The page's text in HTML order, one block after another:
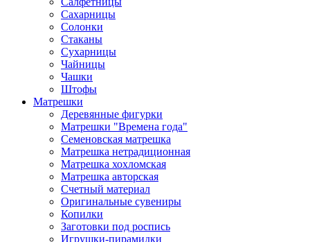
Сахарницы
Солонки
Стаканы
Сухарницы
Чайницы
Чашки
Штофы
Матрешки
Деревянные фигурки
Матрешки "Времена года"
Семеновская матрешка
Матрешка нетрадиционная
Матрешка хохломская
Матрешка авторская
Счетный материал
Оригинальные сувениры
Копилки
Заготовки под роспись
Игрушки-пирамидки